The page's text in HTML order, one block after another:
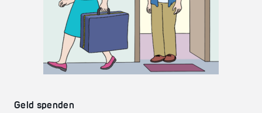
Geld spenden